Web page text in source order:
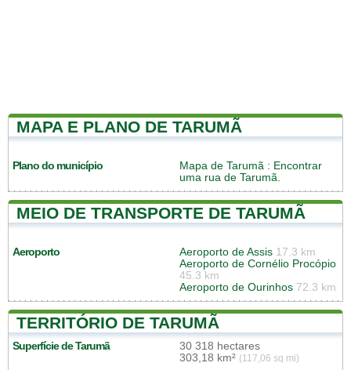
MAPA E PLANO DE TARUMÃ
Plano do município Mapa de Tarumã : Encontrar
uma rua de Tarumã.
MEIO DE TRANSPORTE DE TARUMÃ
Aeroporto Aeroporto de Assis 17.3 km
Aeroporto de Cornélio Procópio
45.3 km
Aeroporto de Ourinhos 72.3 km
TERRITÓRIO DE TARUMÃ
Superfície de Tarumã
30 318 hectares
303,18 km² (117,06 sq mi)